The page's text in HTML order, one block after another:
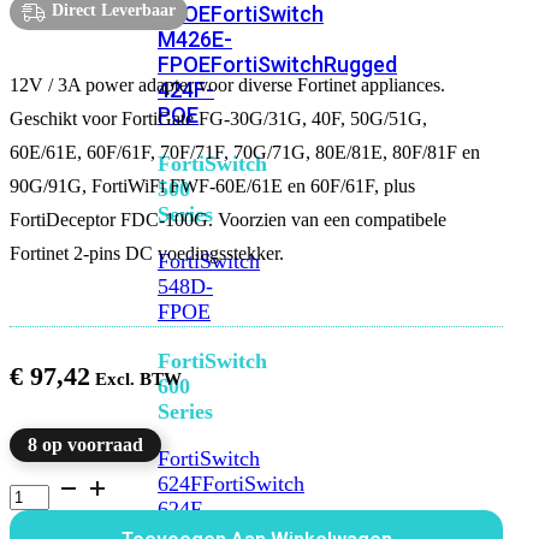
FPOEFortiSwitch
M426E-
FPOEFortiSwitchRugged
424F-
POE
FortiSwitch
500
Series
FortiSwitch
548D-
FPOE
FortiSwitch
600
Series
FortiSwitch
624FFortiSwitch
624F-
FPOEFortiSwitch
Direct Leverbaar
12V / 3A power adapter voor diverse Fortinet appliances.
Geschikt voor FortiGate FG-30G/31G, 40F, 50G/51G,
60E/61E, 60F/61F, 70F/71F, 70G/71G, 80E/81E, 80F/81F en
90G/91G, FortiWiFi FWF-60E/61E en 60F/61F, plus
FortiDeceptor FDC-100G. Voorzien van een compatibele
Fortinet 2-pins DC voedingsstekker.
€ 97,42
8 op voorraad
Power
adapter
voor